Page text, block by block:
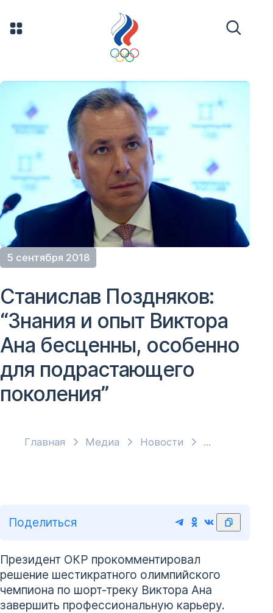
5 сентября 2018
Главная Медиа Новости
Станислав Поздняков:
“Знания и опыт Виктора
Ана бесценны, особенно
для подрастающего
поколения”
Поделиться
Президент ОКР прокомментировал
решение шестикратного олимпийского
чемпиона по шорт-треку Виктора Ана
завершить профессиональную карьеру.